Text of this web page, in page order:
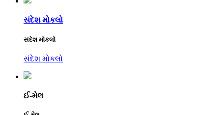
સંદેશ મોકલો
સંદેશ મોકલો
સંદેશ મોકલો
ઈ-મેલ